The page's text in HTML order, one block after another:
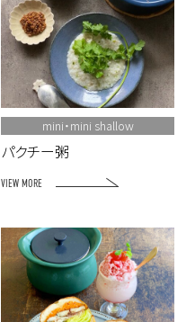
mini・mini shallow
パクチー粥
VIEW MORE